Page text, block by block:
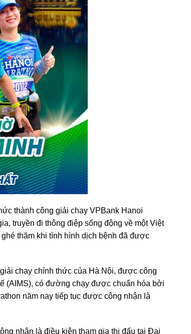
thành công giải chạy VPBank Hanoi
truyền đi thông điệp sống động về một Việt
thăm khi tình hình dịch bệnh đã được
chạy chính thức của Hà Nội, được công
(AIMS), có đường chạy được chuẩn hóa bởi
năm nay tiếp tục được công nhận là
nhận là điều kiện tham gia thi đấu tại Đại